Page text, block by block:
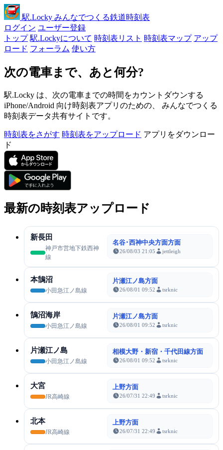
駅.Locky みんなでつくる鉄道時刻表
ログイン ユーザー登録
トップ 駅.Lockyについて 時刻表リスト 時刻表マップ アップ
ロード フォーラム 使い方
次の電車まで、あと何分?
駅.Locky は、次の電車までの時間をカウントダウンする
iPhone/Android 向け時刻表アプリのための、 みんなでつくる
時刻表データ共有サイトです。
時刻表をさがす 時刻表をアップロード アプリをダウンロー
ド
最新の時刻表アップロード
新長田
神戸市営地下鉄西神
線
名谷･西神中央方面方面
26/08/03 21:05 jettleigh
本鵠沼
小田急江ノ島線
片瀬江ノ島方面
26/08/01 09:52 tsrknic
鵠沼海岸
小田急江ノ島線
片瀬江ノ島方面
26/08/01 09:52 tsrknic
片瀬江ノ島
小田急江ノ島線
相模大野・新宿・千代田線方面
26/08/01 09:52 tsrknic
大宮
JR高崎線
上野方面
26/07/31 22:49 tsrknic
北本
JR高崎線
上野方面
26/07/31 22:49 tsrknic